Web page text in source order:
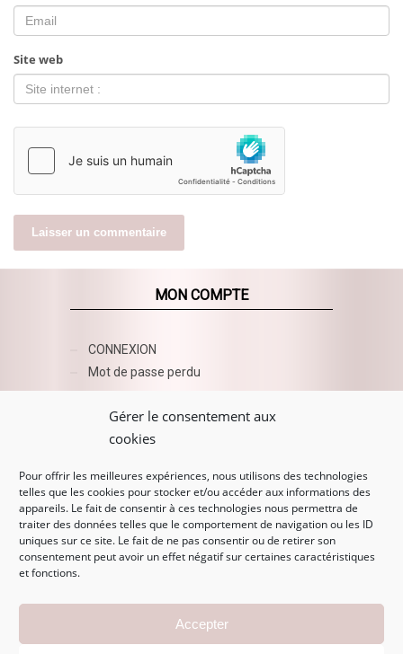
Gérer le consentement aux
cookies
Pour offrir les meilleures expériences, nous utilisons des technologies
telles que les cookies pour stocker et/ou accéder aux informations des
appareils. Le fait de consentir à ces technologies nous permettra de
traiter des données telles que le comportement de navigation ou les ID
uniques sur ce site. Le fait de ne pas consentir ou de retirer son
consentement peut avoir un effet négatif sur certaines caractéristiques
et fonctions.
Accepter
Site web
MON COMPTE
CONNEXION
Mot de passe perdu
AZUR BEAUTY ESHOP